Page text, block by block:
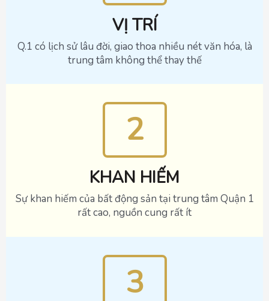
VỊ TRÍ
Q.1 có lịch sử lâu đời, giao thoa nhiều nét văn hóa, là
trung tâm không thể thay thế
2
KHAN HIẾM
Sự khan hiếm của bất động sản tại trung tâm Quận 1
rất cao, nguồn cung rất ít
3